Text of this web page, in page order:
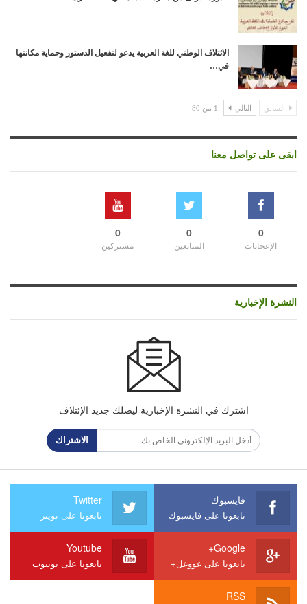
الائتلاف الوطني للغة العربية يدعو لتفعيل الدستور وحماية مكانتها
في…
السابق التالي 1 من 80
ابقى على تواصل معنا
0
الإعجابات
0
المتابعين
0
مشتركين
النشرة الإخبارية
اشترك في النشرة الإخبارية ليصلك جديد الإئتلاف
الاشتراك
فايسبوك
تابعونا على فايسبوك
Twitter
تابعونا على تويتر
Google+
تابعونا على غووغل+
Youtube
تابعونا على يوتيوب
RSS